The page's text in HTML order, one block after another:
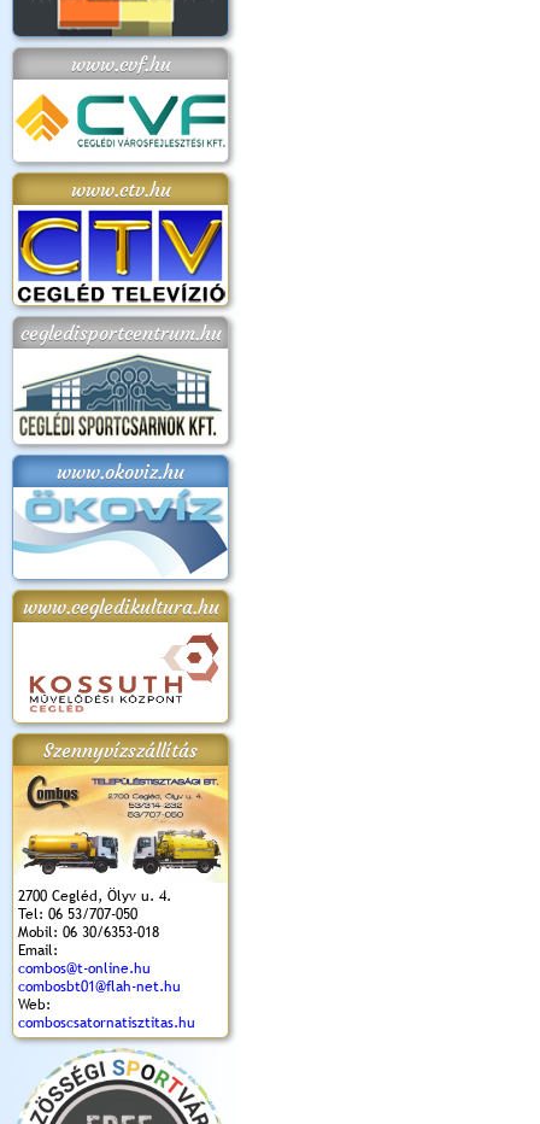
www.cvf.hu
www.ctv.hu
cegledisportcentrum.hu
www.okoviz.hu
www.cegledikultura.hu
Szennyvízszállítás
2700 Cegléd, Ölyv u. 4.
Tel: 06 53/707-050
Mobil: 06 30/6353-018
Email:
combos@t-online.hu
combosbt01@flah-net.hu
Web:
comboscsatornatisztitas.hu
2018.
Kossuth Toborzó
Ünnepély
Szent István Ünnepe
(2017. 08. 20.)